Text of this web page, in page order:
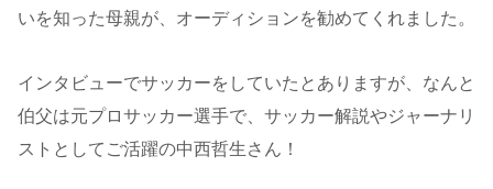
いを知った母親が、オーディションを勧めてくれました。
インタビューでサッカーをしていたとありますが、なんと
伯父は元プロサッカー選手で、サッカー解説やジャーナリ
ストとしてご活躍の中西哲生さん！